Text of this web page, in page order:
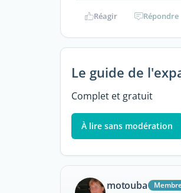
Réagir Répondre
Le guide de
Complet et gratuit
À lire sans modération
motouba